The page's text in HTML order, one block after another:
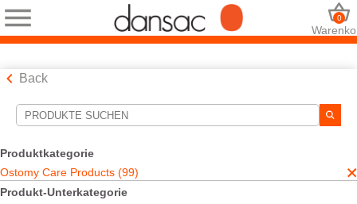
0
Back
Produktkategorie
Ostomy Care Products (99)
Produkt-Unterkategorie
Suchwerkzeuge
Ihre Auswahl:
Ostomy Care Products
Hautpflege